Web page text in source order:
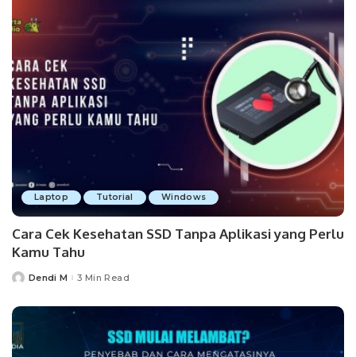
Laptop Tutorial Windows
Cara Cek Kesehatan SSD Tanpa Aplikasi yang Perlu
Kamu Tahu
PostedDendi M 3 Min Read